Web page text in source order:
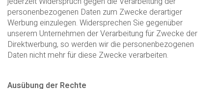
personenbezogenen Daten zum Zwecke derartiger
Werbung einzulegen. Widersprechen Sie gegenüber
unserem Unternehmen der Verarbeitung für Zwecke der
Direktwerbung, so werden wir die personenbezogenen
Daten nicht mehr für diese Zwecke verarbeiten.
Ausübung der Rechte